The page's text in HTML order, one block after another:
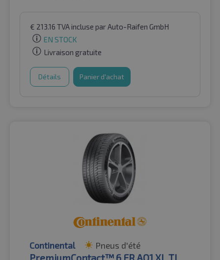
€ 213.16 TVA incluse par Auto-Raifen GmbH
EN STOCK
Livraison gratuite
Détails Panier d'achat
Continental Pneus d'été
PremiumContact™ 6 FR AO1 XL TL